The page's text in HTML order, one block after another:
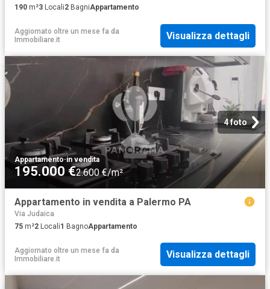
190 m²3 Locali2 BagniAppartamento
Aggiornato oltre un mese fa da
Immobiliare.it
Visualizza dettagli
4 foto
Appartamento·in vendita
195.000 €2.600 €/m²
Appartamento in vendita a Palermo PA
Via Judaica
75 m²2 Locali1 BagnoAppartamento
Aggiornato oltre un mese fa da
Immobiliare.it
Visualizza dettagli